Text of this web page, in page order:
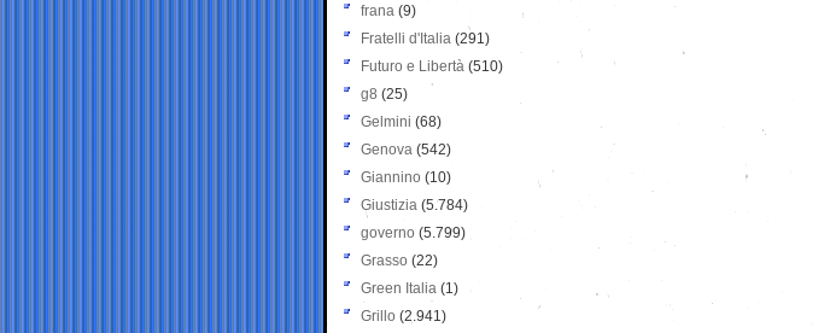
frana (9)
Fratelli d'Italia (291)
Futuro e Libertà (510)
g8 (25)
Gelmini (68)
Genova (542)
Giannino (10)
Giustizia (5.784)
governo (5.799)
Grasso (22)
Green Italia (1)
Grillo (2.941)